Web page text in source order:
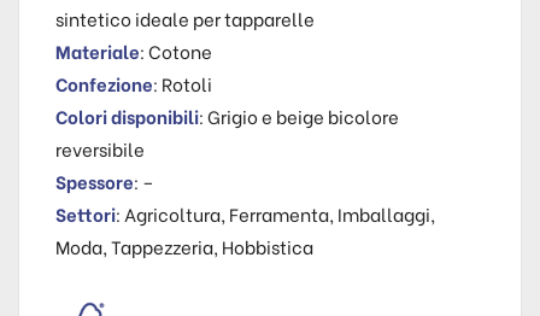
sintetico ideale per tapparelle
Materiale: Cotone
Confezione: Rotoli
Colori disponibili: Grigio e beige bicolore
reversibile
Spessore: –
Settori: Agricoltura, Ferramenta, Imballaggi,
Moda, Tappezzeria, Hobbistica